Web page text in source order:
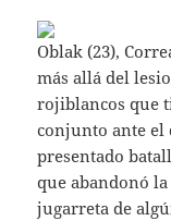
Oblak (23),
más allá del
rojiblancos que
conjunto ante el
presentado
que abandonó
jugarreta de